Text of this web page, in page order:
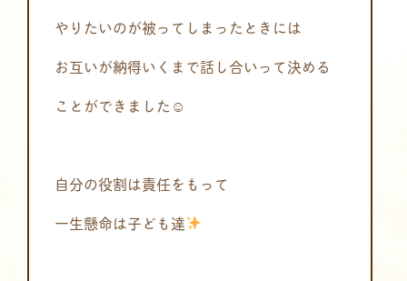
やりたいのが被ってしまったときには
お互いが納得いくまで話し合いって決める
ことができました☺
自分の役割は責任をもって
一生懸命は子ども達